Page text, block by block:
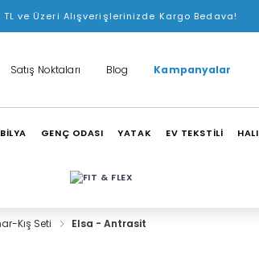
ve Üzeri Alışverişlerinizde Kargo Bedava!
Satış Noktaları Blog Kampanyalar
GENÇ ODASI YATAK EV TEKSTİLİ HALI
Kış Seti Elsa - Antrasit